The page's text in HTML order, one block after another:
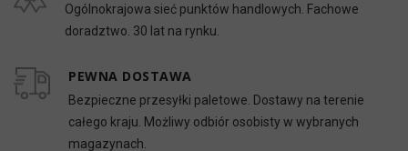
Ogólnokrajowa sieć punktów handlowych. Fachowe
doradztwo. 30 lat na rynku.
PEWNA DOSTAWA
Bezpieczne przesyłki paletowe. Dostawy na terenie
całego kraju. Możliwy odbiór osobisty w wybranych
magazynach.